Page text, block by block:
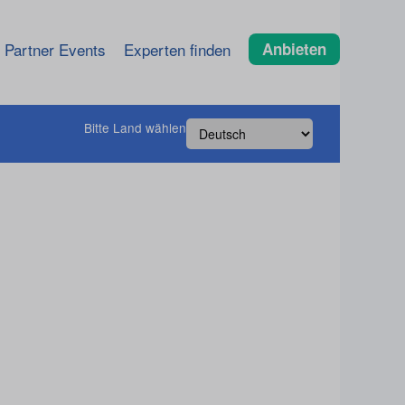
Partner Events Experten finden Anbieten
Bitte Land wählen